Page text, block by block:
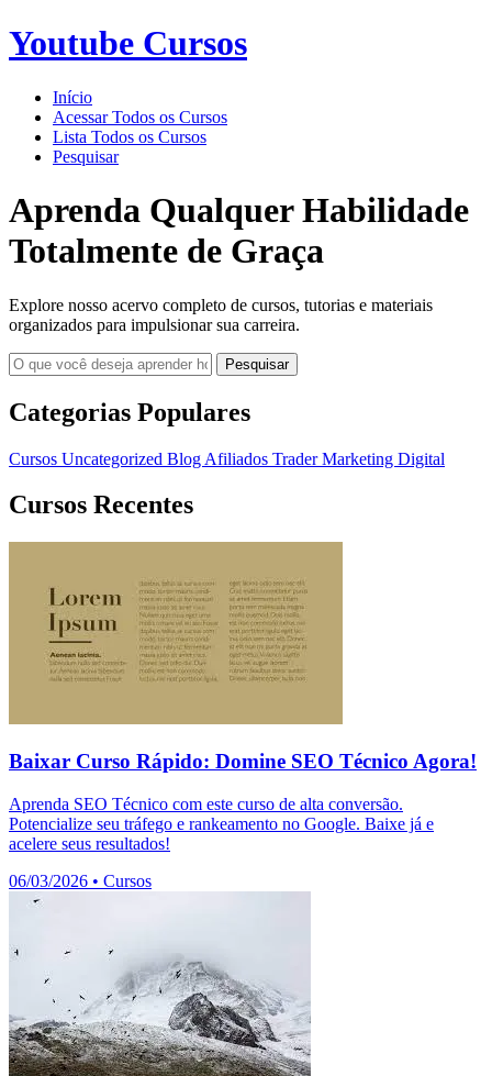
Youtube Cursos
Início
Acessar Todos os Cursos
Lista Todos os Cursos
Pesquisar
Aprenda Qualquer Habilidade
Totalmente de Graça
Explore nosso acervo completo de cursos, tutorias e materiais
organizados para impulsionar sua carreira.
Pesquisar
Categorias Populares
Cursos Uncategorized Blog Afiliados TraderMarketing Digital
Cursos Recentes
Baixar Curso Rápido: Domine SEO Técnico Agora!
Aprenda SEO Técnico com este curso de alta conversão.
Potencialize seu tráfego e rankeamento no Google. Baixe já e
acelere seus resultados!
06/03/2026 • Cursos